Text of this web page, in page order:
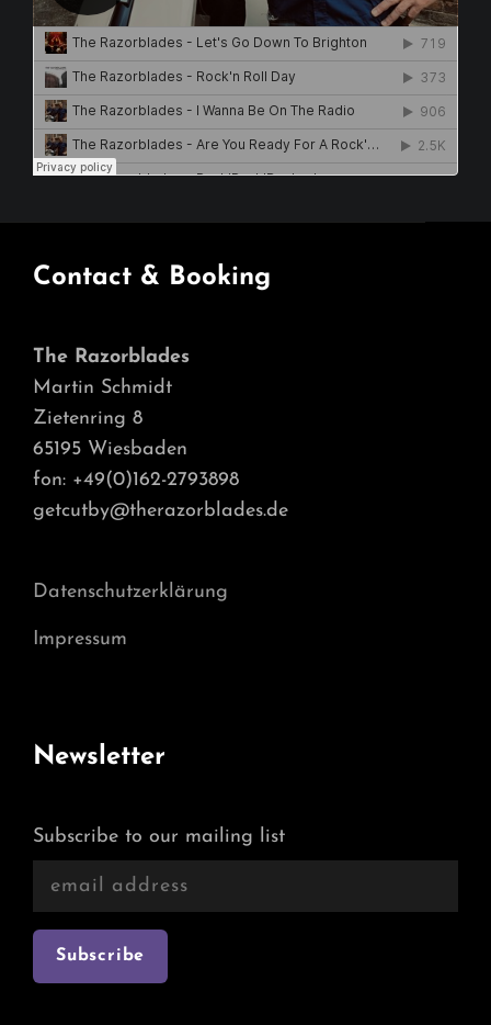
Contact & Booking
The Razorblades
Martin Schmidt
Zietenring 8
65195 Wiesbaden
fon: +49(0)162-2793898
getcutby@therazorblades.de
Datenschutzerklärung
Impressum
Newsletter
Subscribe to our mailing list